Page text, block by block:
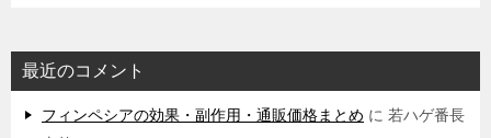
最近のコメント
フィンペシアの効果・副作用・通販価格まとめ に 若ハゲ番長